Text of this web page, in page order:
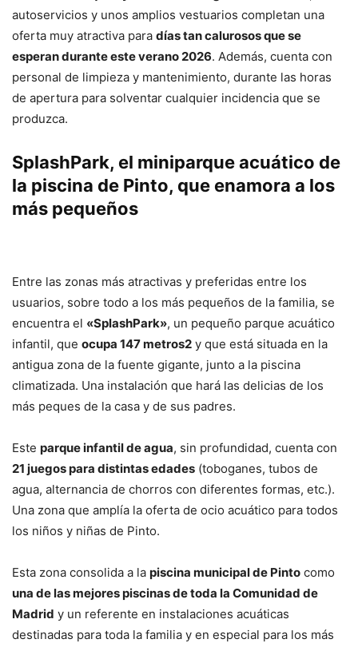
autoservicios y unos amplios vestuarios completan una
oferta muy atractiva para días tan calurosos que se
esperan durante este verano 2026. Además, cuenta con
personal de limpieza y mantenimiento, durante las horas
de apertura para solventar cualquier incidencia que se
produzca.
SplashPark, el miniparque acuático de
la piscina de Pinto, que enamora a los
más pequeños
Entre las zonas más atractivas y preferidas entre los
usuarios, sobre todo a los más pequeños de la familia, se
encuentra el «SplashPark», un pequeño parque acuático
infantil, que ocupa 147 metros2 y que está situada en la
antigua zona de la fuente gigante, junto a la piscina
climatizada. Una instalación que hará las delicias de los
más peques de la casa y de sus padres.
Este parque infantil de agua, sin profundidad, cuenta con
21 juegos para distintas edades (toboganes, tubos de
agua, alternancia de chorros con diferentes formas, etc.).
Una zona que amplía la oferta de ocio acuático para todos
los niños y niñas de Pinto.
Esta zona consolida a la piscina municipal de Pinto como
una de las mejores piscinas de toda la Comunidad de
Madrid y un referente en instalaciones acuáticas
destinadas para toda la familia y en especial para los más